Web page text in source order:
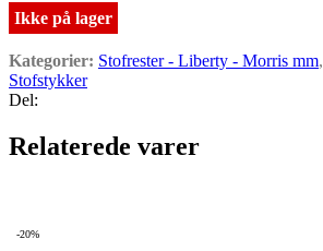
kr.52,50.
Ikke på lager
Kategorier: Stofrester - Liberty - Morris mm,
Stofstykker
Del:
Relaterede varer
-20%